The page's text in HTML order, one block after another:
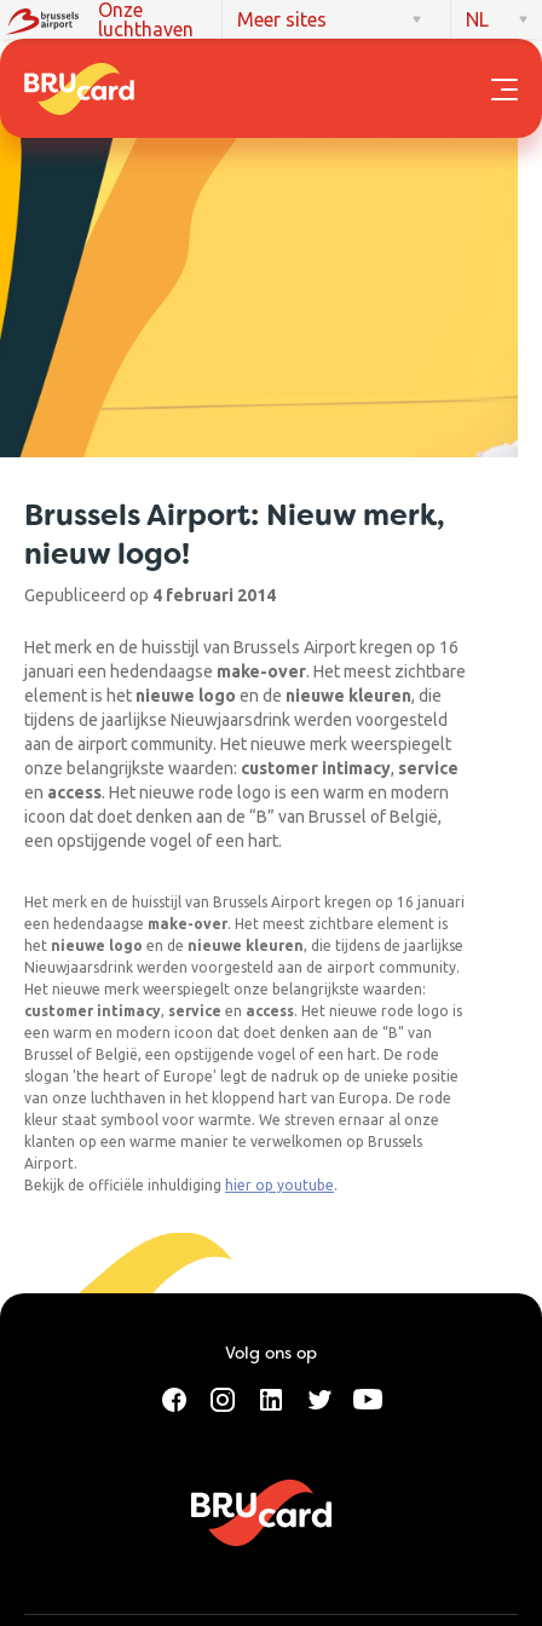
Onze
luchthaven
Meer sites NL
Brussels Airport: Nieuw merk,
nieuw logo!
Gepubliceerd op 4 februari 2014
Het merk en de huisstijl van Brussels Airport kregen op 16
januari een hedendaagse make-over. Het meest zichtbare
element is het nieuwe logo en de nieuwe kleuren, die
tijdens de jaarlijkse Nieuwjaarsdrink werden voorgesteld
aan de airport community. Het nieuwe merk weerspiegelt
onze belangrijkste waarden: customer intimacy, service
en access. Het nieuwe rode logo is een warm en modern
icoon dat doet denken aan de “B” van Brussel of België,
een opstijgende vogel of een hart.
Het merk en de huisstijl van Brussels Airport kregen op 16 januari
een hedendaagse make-over. Het meest zichtbare element is
het nieuwe logo en de nieuwe kleuren, die tijdens de jaarlijkse
Nieuwjaarsdrink werden voorgesteld aan de airport community.
Het nieuwe merk weerspiegelt onze belangrijkste waarden:
customer intimacy, service en access. Het nieuwe rode logo is
een warm en modern icoon dat doet denken aan de “B” van
Brussel of België, een opstijgende vogel of een hart. De rode
slogan 'the heart of Europe' legt de nadruk op de unieke positie
van onze luchthaven in het kloppend hart van Europa. De rode
kleur staat symbool voor warmte. We streven ernaar al onze
klanten op een warme manier te verwelkomen op Brussels
Airport.
Bekijk de officiële inhuldiging hier op youtube.
Volg ons op